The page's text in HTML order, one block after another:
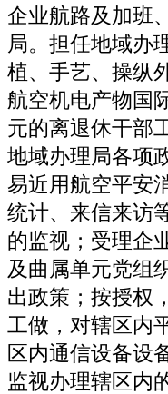
企业航路及加班
局。担任地域办
植、手艺、操纵
航空机电产物国
元的离退休干部
地域办理局各项
易近用航空平安
统计、来信来访
的监视；受理企
及曲属单元党组
出政策；按授权
工做，对辖区内
区内通信设备设
监视办理辖区内